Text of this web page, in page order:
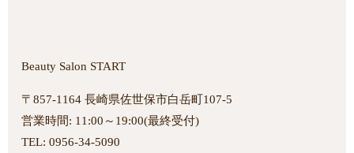
Beauty Salon START
〒857-1164 長崎県佐世保市白岳町107-5
営業時間: 11:00～19:00(最終受付)
TEL: 0956-34-5090